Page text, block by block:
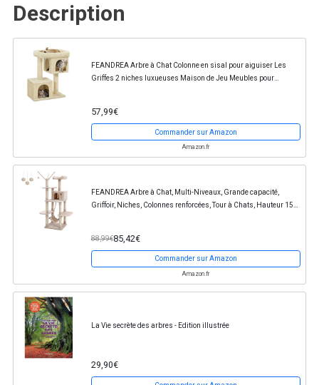
Description
FEANDREA Arbre à Chat Colonne en sisal pour aiguiser Les
Griffes 2 niches luxueuses Maison de Jeu Meubles pour
57,99€
Commander sur Amazon
Amazon.fr
FEANDREA Arbre à Chat, Multi-Niveaux, Grande capacité,
Griffoir, Niches, Colonnes renforcées, Tour à Chats, Hauteur 154
88,99€85,42€
Commander sur Amazon
Amazon.fr
La Vie secrète des arbres - Edition illustrée
29,90€